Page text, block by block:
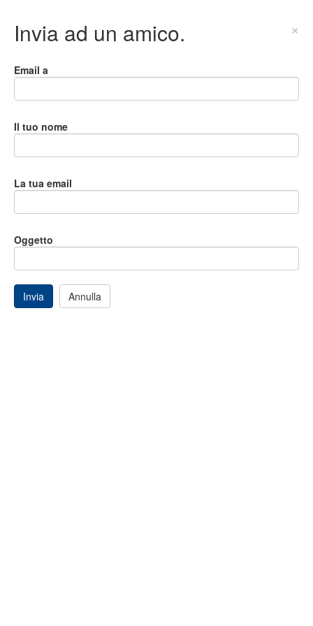
Invia ad un amico. ×
Email a
Il tuo nome
La tua email
Oggetto
Invia Annulla